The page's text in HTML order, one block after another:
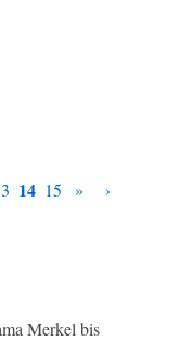
14 15 » ›
Merkel bis